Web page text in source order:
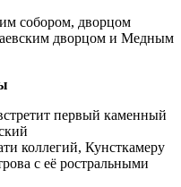
собором, дворцом
дворцом и Медным
первый каменный
коллегий, Кунсткамеру
с её ростральными